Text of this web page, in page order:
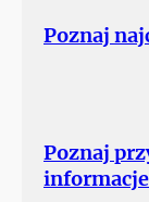
Poznaj
Poznaj